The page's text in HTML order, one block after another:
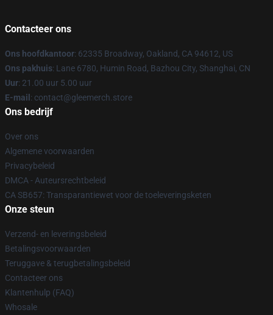
Contacteer ons
Ons hoofdkantoor: 62335 Broadway, Oakland, CA 94612, US
Ons pakhuis: Lane 6780, Humin Road, Bazhou City, Shanghai, CN
Uur: 21.00 uur 5.00 uur
E-mail : contact@gleemerch.store
Ons bedrijf
Over ons
Algemene voorwaarden
Privacybeleid
DMCA - Auteursrechtbeleid
CA SB657: Transparantiewet voor de toeleveringsketen
Onze steun
Verzend- en leveringsbeleid
Betalingsvoorwaarden
Teruggave & terugbetalingsbeleid
Contacteer ons
Klantenhulp (FAQ)
Whosale